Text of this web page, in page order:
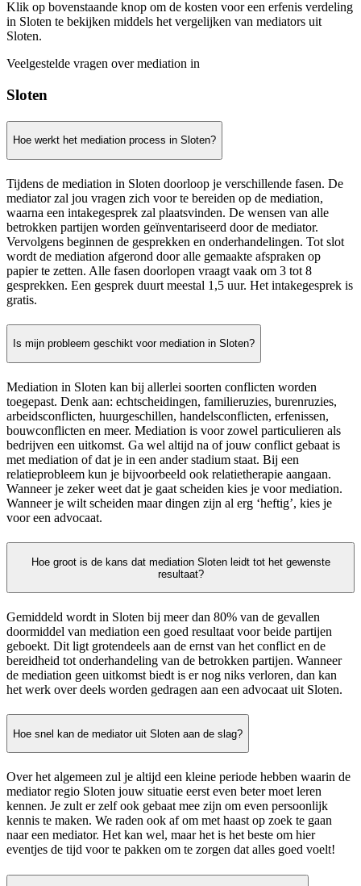
Klik op bovenstaande knop om de kosten voor een erfenis verdeling
in Sloten te bekijken middels het vergelijken van mediators uit
Sloten.
Veelgestelde vragen over mediation in
Sloten
Hoe werkt het mediation process in Sloten?
Tijdens de mediation in Sloten doorloop je verschillende fasen. De
mediator zal jou vragen zich voor te bereiden op de mediation,
waarna een intakegesprek zal plaatsvinden. De wensen van alle
betrokken partijen worden geïnventariseerd door de mediator.
Vervolgens beginnen de gesprekken en onderhandelingen. Tot slot
wordt de mediation afgerond door alle gemaakte afspraken op
papier te zetten. Alle fasen doorlopen vraagt vaak om 3 tot 8
gesprekken. Een gesprek duurt meestal 1,5 uur. Het intakegesprek is
gratis.
Is mijn probleem geschikt voor mediation in Sloten?
Mediation in Sloten kan bij allerlei soorten conflicten worden
toegepast. Denk aan: echtscheidingen, familieruzies, burenruzies,
arbeidsconflicten, huurgeschillen, handelsconflicten, erfenissen,
bouwconflicten en meer. Mediation is voor zowel particulieren als
bedrijven een uitkomst. Ga wel altijd na of jouw conflict gebaat is
met mediation of dat je in een ander stadium staat. Bij een
relatieprobleem kun je bijvoorbeeld ook relatietherapie aangaan.
Wanneer je zeker weet dat je gaat scheiden kies je voor mediation.
Wanneer je wilt scheiden maar dingen zijn al erg ‘heftig’, kies je
voor een advocaat.
Hoe groot is de kans dat mediation Sloten leidt tot het gewenste
resultaat?
Gemiddeld wordt in Sloten bij meer dan 80% van de gevallen
doormiddel van mediation een goed resultaat voor beide partijen
geboekt. Dit ligt grotendeels aan de ernst van het conflict en de
bereidheid tot onderhandeling van de betrokken partijen. Wanneer
de mediation geen uitkomst biedt is er nog niks verloren, dan kan
het werk over deels worden gedragen aan een advocaat uit Sloten.
Hoe snel kan de mediator uit Sloten aan de slag?
Over het algemeen zul je altijd een kleine periode hebben waarin de
mediator regio Sloten jouw situatie eerst even beter moet leren
kennen. Je zult er zelf ook gebaat mee zijn om even persoonlijk
kennis te maken. We raden ook af om met haast op zoek te gaan
naar een mediator. Het kan wel, maar het is het beste om hier
eventjes de tijd voor te pakken om te zorgen dat alles goed voelt!